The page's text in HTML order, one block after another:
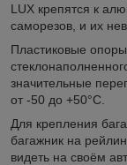
LUX крепятся к
саморезов, и их
Пластиковые
значительные
от -50 до +50°C.
Для крепления
багажник на
видеть на своём